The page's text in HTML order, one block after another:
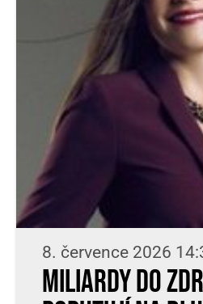
8. července 2026
Miliardy do